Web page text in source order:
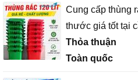
Cung cấp thùng
thước giá tốt tại
Thỏa thuận
Toàn quốc